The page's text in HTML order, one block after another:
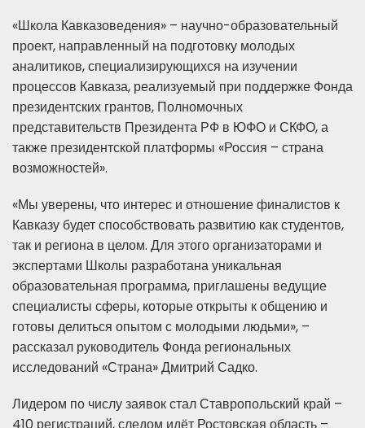
«Школа Кавказоведения» – научно-образовательный
проект, направленный на подготовку молодых
аналитиков, специализирующихся на изучении
процессов Кавказа, реализуемый при поддержке Фонда
президентских грантов, Полномочных
представительств Президента РФ в ЮФО и СКФО, а
также президентской платформы «Россия – страна
возможностей».
«Мы уверены, что интерес и отношение финалистов к
Кавказу будет способствовать развитию как студентов,
так и региона в целом. Для этого организаторами и
экспертами Школы разработана уникальная
образовательная программа, приглашены ведущие
специалисты сферы, которые открыты к общению и
готовы делиться опытом с молодыми людьми», –
рассказал руководитель Фонда региональных
исследований «Страна» Дмитрий Садко.
Лидером по числу заявок стал Ставропольский край –